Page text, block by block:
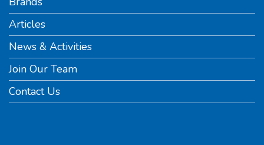
Articles
News & Activities
Join Our Team
Contact Us